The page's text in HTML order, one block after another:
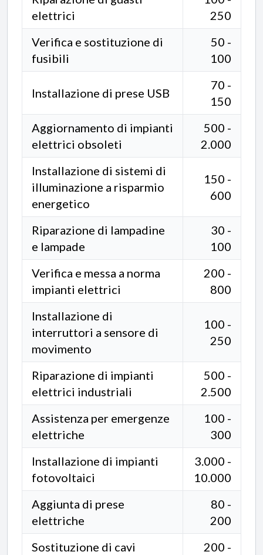
elettrici
250
Verifica e sostituzione di
fusibili
50 -
100
Installazione di prese USB
70 -
150
Aggiornamento di impianti
elettrici obsoleti
500 -
2.000
Installazione di sistemi di
illuminazione a risparmio
energetico
150 -
600
Riparazione di lampadine
e lampade
30 -
100
Verifica e messa a norma
impianti elettrici
200 -
800
Installazione di
interruttori a sensore di
movimento
100 -
250
Riparazione di impianti
elettrici industriali
500 -
2.500
Assistenza per emergenze
elettriche
100 -
300
Installazione di impianti
fotovoltaici
3.000 -
10.000
Aggiunta di prese
elettriche
80 -
200
Sostituzione di cavi
200 -